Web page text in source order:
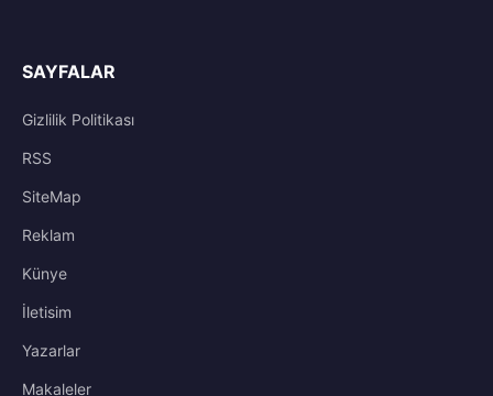
SAYFALAR
Gizlilik Politikası
RSS
SiteMap
Reklam
Künye
İletisim
Yazarlar
Makaleler